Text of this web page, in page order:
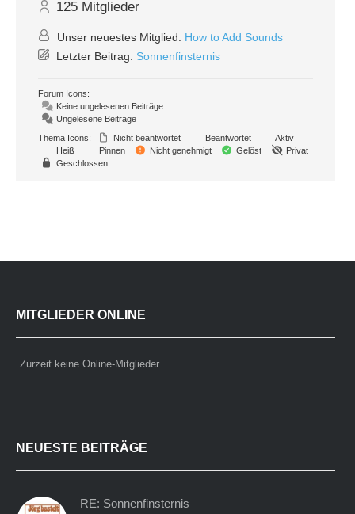
125 Mitglieder
Unser neuestes Mitglied: How to Add Sounds
Letzter Beitrag: Sonnenfinsternis
Forum Icons:
Keine ungelesenen Beiträge
Ungelesene Beiträge
Thema Icons:
Nicht beantwortet Beantwortet
Aktiv
Heiß
Pinnen Nicht genehmigt Gelöst
Privat
Geschlossen
MITGLIEDER ONLINE
Zurzeit keine Online-Mitglieder
NEUESTE BEITRÄGE
RE: Sonnenfinsternis